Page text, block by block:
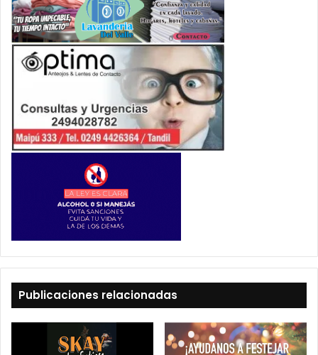
Publicaciones relacionadas